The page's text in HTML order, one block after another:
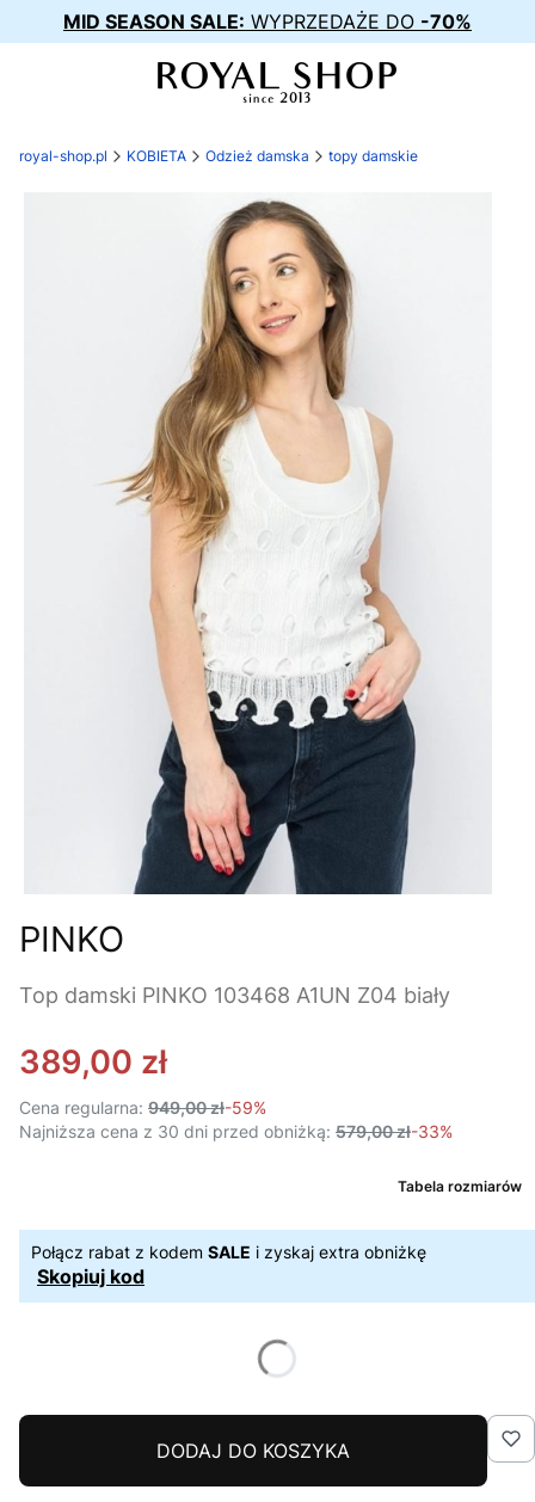
MID SEASON SALE: WYPRZEDAŻE DO -70%
royal-shop.pl KOBIETA Odzież damska topy damskie
PINKO
Top damski PINKO 103468 A1UN Z04 biały
389,00 zł
Cena regularna: 949,00 zł-59%
Najniższa cena z 30 dni przed obniżką: 579,00 zł-33%
Tabela rozmiarów
Połącz rabat z kodem SALE i zyskaj extra obniżkę
Skopiuj kod
DODAJ DO KOSZYKA